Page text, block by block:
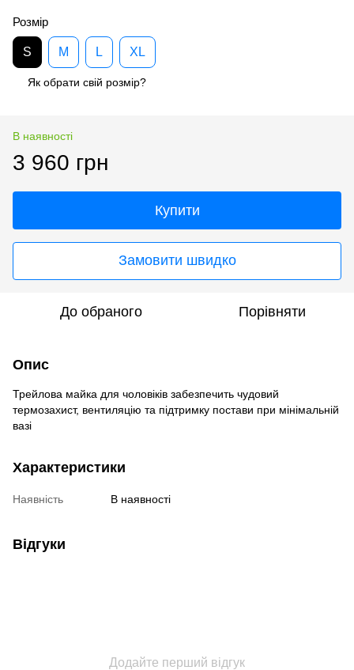
Розмір
S M L XL
Як обрати свій розмір?
В наявності
3 960 грн
Купити
Замовити швидко
До обраного Порівняти
Опис
Трейлова майка для чоловіків забезпечить чудовий
термозахист, вентиляцію та підтримку постави при мінімальній
вазі
Характеристики
Наявність В наявності
Відгуки
Додайте перший відгук